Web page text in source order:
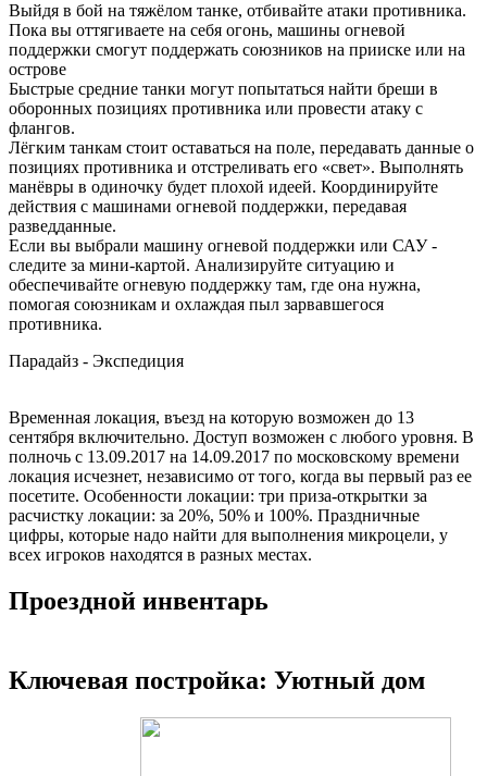
Выйдя в бой на тяжёлом танке, отбивайте атаки противника.
Пока вы оттягиваете на себя огонь, машины огневой
поддержки смогут поддержать союзников на прииске или на
острове
Быстрые средние танки могут попытаться найти бреши в
оборонных позициях противника или провести атаку с
флангов.
Лёгким танкам стоит оставаться на поле, передавать данные о
позициях противника и отстреливать его «свет». Выполнять
манёвры в одиночку будет плохой идеей. Координируйте
действия с машинами огневой поддержки, передавая
разведданные.
Если вы выбрали машину огневой поддержки или САУ -
следите за мини-картой. Анализируйте ситуацию и
обеспечивайте огневую поддержку там, где она нужна,
помогая союзникам и охлаждая пыл зарвавшегося
противника.
Парадайз - Экспедиция
Временная локация, въезд на которую возможен до 13
сентября включительно. Доступ возможен с любого уровня. В
полночь с 13.09.2017 на 14.09.2017 по московскому времени
локация исчезнет, независимо от того, когда вы первый раз ее
посетите. Особенности локации: три приза-открытки за
расчистку локации: за 20%, 50% и 100%. Праздничные
цифры, которые надо найти для выполнения микроцели, у
всех игроков находятся в разных местах.
Проездной инвентарь
Ключевая постройка: Уютный дом